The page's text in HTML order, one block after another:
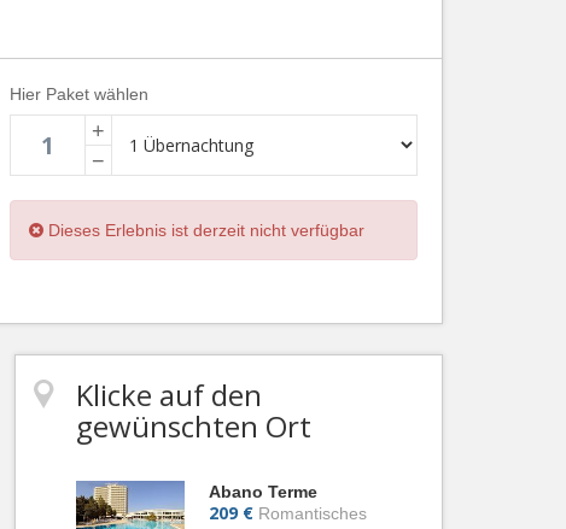
Hier Paket wählen
+
−
Dieses Erlebnis ist derzeit nicht verfügbar
Klicke auf den
gewünschten Ort
Abano Terme
209 € Romantisches